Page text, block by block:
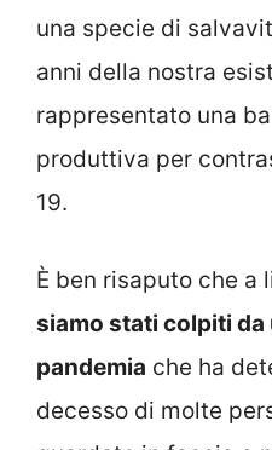
una specie di
anni della nostra
rappresentato una
produttiva per
19.
È ben risaputo che a
siamo stati colpiti
pandemia che ha
decesso di molte